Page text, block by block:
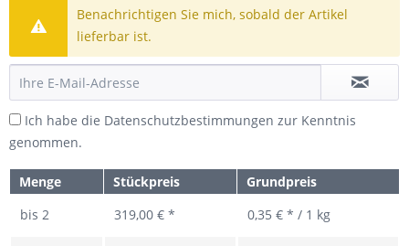
Benachrichtigen Sie mich, sobald der Artikel
lieferbar ist.
Ich habe die Datenschutzbestimmungen zur Kenntnis
genommen.
Menge Stückpreis
Grundpreis
bis 2 319,00 € * 0,35 € * / 1 kg